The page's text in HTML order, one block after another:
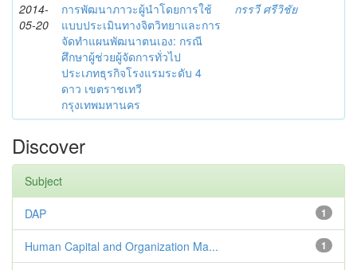
2014-
05-20
การพัฒนาภาวะผู้นำโดยการใช้
แบบประเมินทางจิตวิทยาและการ
จัดทำแผนพัฒนาตนเอง: กรณี
ศึกษาผู้ช่วยผู้จัดการทั่วไป
ประเภทธุรกิจโรงแรมระดับ 4
ดาว เขตราชเทวี
กรุงเทพมหานคร
กรรวี ศรีวิชัย
Discover
Subject
1
DAP
1
Human Capital and Organization Ma...